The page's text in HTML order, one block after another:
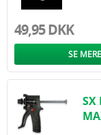
49,95 DKK
SE MERE
SX